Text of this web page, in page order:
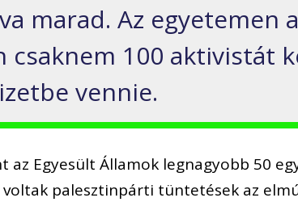
marad. Az egyetemen
100 aktivistát
vennie.
az Egyesült Államok legnagyobb 50
palesztinpárti tüntetések az